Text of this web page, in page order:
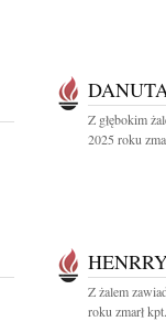
Z głębokim
2025 roku
Z żalem
roku zmarł